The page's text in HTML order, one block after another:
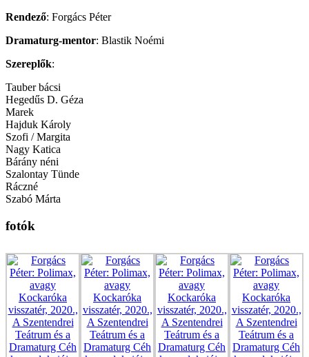
Rendező: Forgács Péter
Dramaturg-mentor: Blastik Noémi
Szereplők:
Tauber bácsi
Hegedűs D. Géza
Marek
Hajduk Károly
Szofi / Margita
Nagy Katica
Bárány néni
Szalontay Tünde
Ráczné
Szabó Márta
fotók